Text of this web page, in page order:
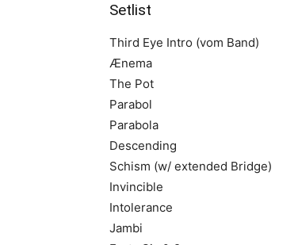
Setlist
Third Eye Intro (vom Band)
Ænema
The Pot
Parabol
Parabola
Descending
Schism (w/ extended Bridge)
Invincible
Intolerance
Jambi